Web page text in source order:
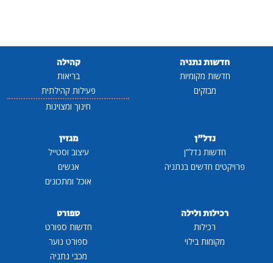
חדשות נתניה
חדשות מקומיות
מבזקים
קהילה
בריאות
פעילות קהילתית
חינוך ומצוינות
נדל"ן
חדשות נדל"ן
פרויקטים חדשים בנתניה
מגזין
עיצוב וסטייל
אנשים
אוכל ומתכונים
רכילות ולילה
רכילות
מקומות בילוי
ספורט
חדשות ספורט
ספורט נוער
מכבי נתניה